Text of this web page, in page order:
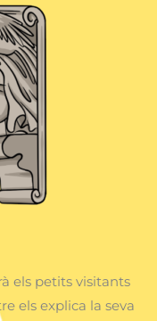
els petits visitants
els explica la seva